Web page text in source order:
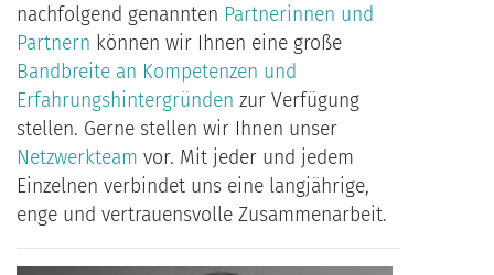
nachfolgend genannten Partnerinnen und
Partnern können wir Ihnen eine große
Bandbreite an Kompetenzen und
Erfahrungshintergründen zur Verfügung
stellen. Gerne stellen wir Ihnen unser
Netzwerkteam vor. Mit jeder und jedem
Einzelnen verbindet uns eine langjährige,
enge und vertrauensvolle Zusammenarbeit.